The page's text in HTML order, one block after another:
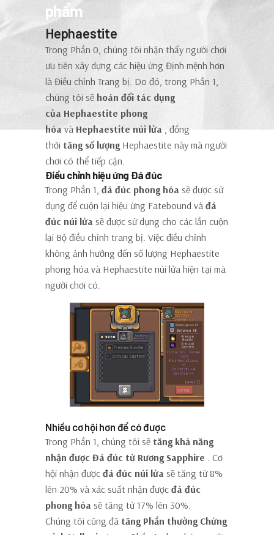
phẩm
Hephaestite
Trong Phần 0, chúng tôi nhận thấy người chơi
ưu tiên xây dựng các hiệu ứng Định mệnh hơn
là Điều chỉnh Trang bị. Do đó, trong Phần 1,
chúng tôi sẽ hoán đổi tác dụng
của Hephaestite phong
hóa và Hephaestite núi lửa , đồng
thời tăng số lượng Hephaestite này mà người
chơi có thể tiếp cận.
Điều chỉnh hiệu ứng Đá đúc
Trong Phần 1, đá đúc phong hóa sẽ được sử
dụng để cuộn lại hiệu ứng Fatebound và đá
đúc núi lửa sẽ được sử dụng cho các lần cuộn
lại Bộ điều chỉnh trang bị. Việc điều chỉnh
không ảnh hưởng đến số lượng Hephaestite
phong hóa và Hephaestite núi lửa hiện tại mà
người chơi có.
Nhiều cơ hội hơn để có được
Trong Phần 1, chúng tôi sẽ tăng khả năng
nhận được Đá đúc từ Rương Sapphire . Cơ
hội nhận được đá đúc núi lửa sẽ tăng từ 8%
lên 20% và xác suất nhận được đá đúc
phong hóa sẽ tăng từ 17% lên 30%.
Chúng tôi cũng đã tăng Phần thưởng Chứng